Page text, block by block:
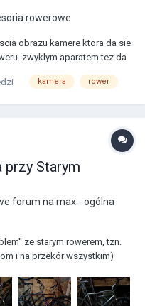
rowerowe
obrazu kamere ktora da sie
zwyklym aparatem tez da
kamera rower
przy Starym
forum na max - ogólna
ze starym rowerem, tzn.
i na przekór wszystkim)
ich historią, planach na